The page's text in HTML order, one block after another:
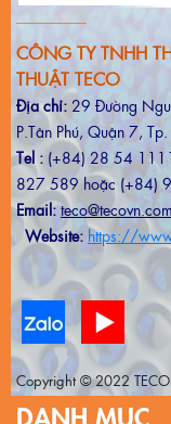
CÔNG TY TNHH
THUẬT TECO
Địa chỉ: 29 Đường
P.Tân Phú, Quận 7,
Tel : (+84) 28
827 589 hoặc
Email: teco@tecovn.com
Website: https://
Copyright © 2022
DANH MỤC